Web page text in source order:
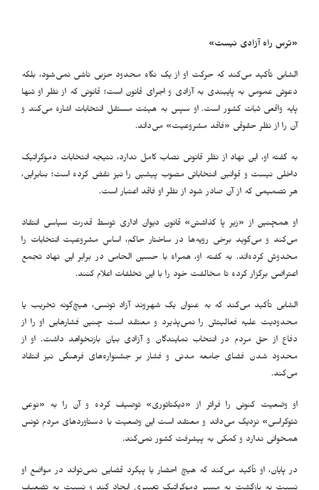
«ترس راه آزادی نیست»
الشابی تأکید می‌کند که حرکت او از یک نگاه محدود حزبی ناشی نمی‌شود، بلکه
دعوتی عمومی به پایبندی به آزادی و اجرای قانون است؛ قانونی که از نظر او تنها
پایه واقعی ثبات کشور است. او سپس به هیئت مستقل انتخابات اشاره می‌کند و
آن را از نظر حقوقی «فاقد مشروعیت» می‌داند.
به گفته او، این نهاد از نظر قانونی نصاب کامل ندارد، نتیجه انتخابات دموکراتیک
داخلی نیست و قوانین انتخاباتی مصوب پیشین را نیز نقض کرده است؛ بنابراین،
هر تصمیمی که از آن صادر شود از نظر او فاقد اعتبار است.
او همچنین از «زیر پا گذاشتن» قانون دیوان اداری توسط قدرت سیاسی انتقاد
می‌کند و می‌گوید برخی رویه‌ها در ساختار حاکم، اساس مشروعیت انتخابات را
مخدوش کرده‌اند. به گفته او، همراه با حسین الحامی در برابر این نهاد تجمع
اعتراضی برگزار کرده تا مخالفت خود را با این تخلفات اعلام کنند.
الشابی تأکید می‌کند که به عنوان یک شهروند آزاد تونسی، هیچ‌گونه تخریب یا
محدودیت علیه فعالیتش را نمی‌پذیرد و معتقد است چنین فشارهایی او را از
دفاع از حق مردم در انتخاب نمایندگان و آزادی بیان بازنخواهد داشت. او از
محدود شدن فضای جامعه مدنی و فشار بر جشنواره‌های فرهنگی نیز انتقاد
می‌کند.
او وضعیت کنونی را فراتر از «دیکتاتوری» توصیف کرده و آن را به «نوعی
تئوکراسی» نزدیک می‌داند و معتقد است این وضعیت با دستاوردهای مردم تونس
همخوانی ندارد و کمکی به پیشرفت کشور نمی‌کند.
در پایان، او تأکید می‌کند که هیچ احضار یا پیگرد قضایی نمی‌تواند در مواضع او